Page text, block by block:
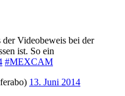
Videobeweis bei der
ist. So ein
#MEXCAM
13. Juni 2014